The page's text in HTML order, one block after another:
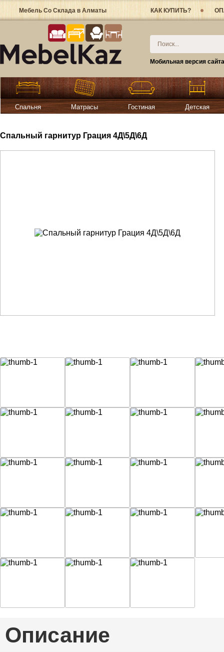
Мебель Со Склада в Алматы КАК КУПИТЬ?
Мобильная версия
Спальня Матрасы Гостиная Детская
Спальный гарнитур Грация 4Д\5Д\6Д
Описание